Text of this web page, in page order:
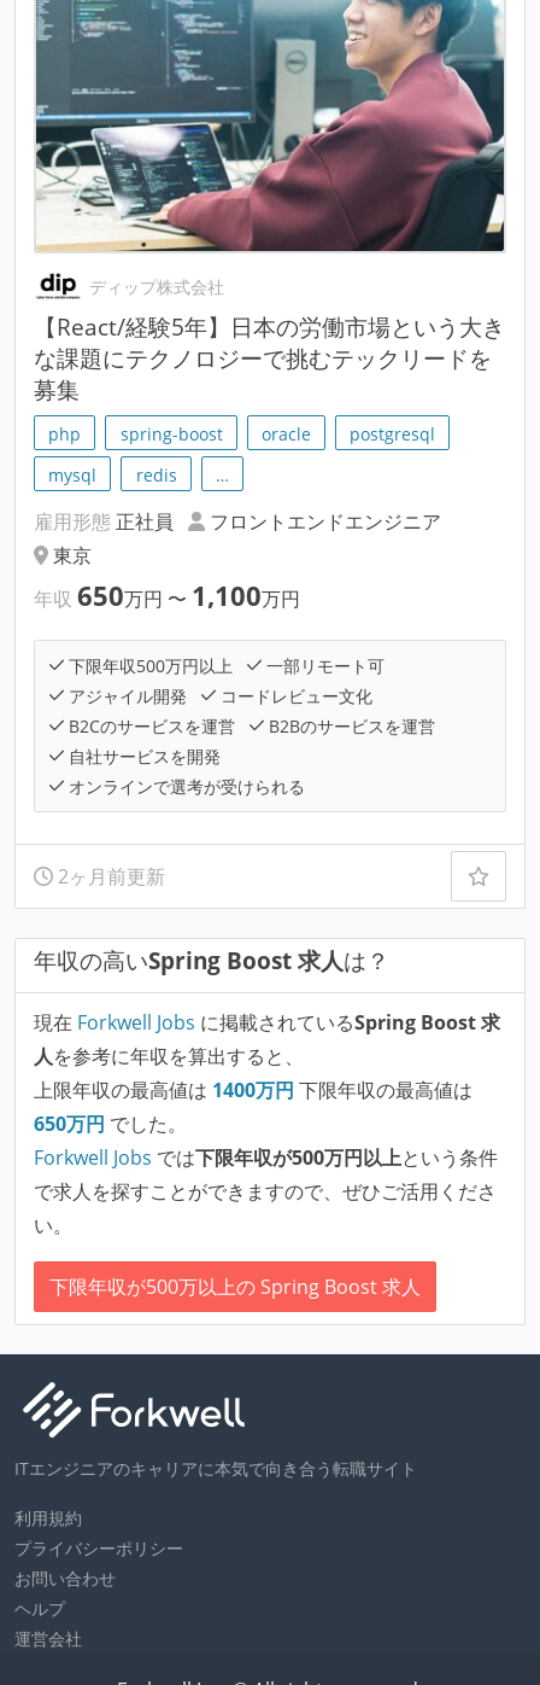
ディップ株式会社
【React/経験5年】日本の労働市場という大き
な課題にテクノロジーで挑むテックリードを
募集
php spring-boost oracle
postgresql
mysql
redis …
雇用形態 正社員
フロントエンドエンジニア
東京
年収 650万円 〜 1,100万円
下限年収500万円以上
一部リモート可
アジャイル開発
コードレビュー文化
B2Cのサービスを運営
B2Bのサービスを運営
自社サービスを開発
オンラインで選考が受けられる
2ヶ月前更新
年収の高いSpring Boost 求人は？
現在 Forkwell Jobs に掲載されているSpring Boost 求
人を参考に年収を算出すると、
上限年収の最高値は 1400万円 下限年収の最高値は
650万円 でした。
Forkwell Jobs では下限年収が500万円以上という条件
で求人を探すことができますので、ぜひご活用くださ
い。
下限年収が500万以上の Spring Boost 求人
ITエンジニアのキャリアに本気で向き合う転職サイト
利用規約
プライバシーポリシー
お問い合わせ
ヘルプ
運営会社